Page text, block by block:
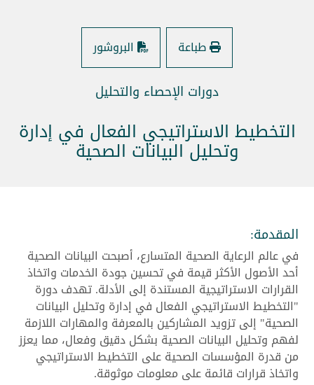
طباعة البروشور
دورات الإحصاء والتحليل
التخطيط الاستراتيجي الفعال في إدارة
وتحليل البيانات الصحية
المقدمة:
في عالم الرعاية الصحية المتسارع، أصبحت البيانات الصحية
أحد الأصول الأكثر قيمة في تحسين جودة الخدمات واتخاذ
القرارات الاستراتيجية المستندة إلى الأدلة. تهدف دورة
"التخطيط الاستراتيجي الفعال في إدارة وتحليل البيانات
الصحية" إلى تزويد المشاركين بالمعرفة والمهارات اللازمة
لفهم وتحليل البيانات الصحية بشكل دقيق وفعال، مما يعزز
من قدرة المؤسسات الصحية على التخطيط الاستراتيجي
واتخاذ قرارات قائمة على معلومات موثوقة.